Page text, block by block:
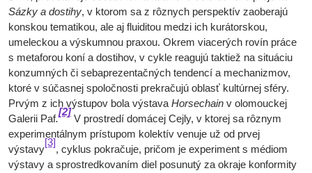
Sázky a dostihy, v ktorom sa z rôznych perspektív zaoberajú
konskou tematikou, ale aj fluiditou medzi ich kurátorskou,
umeleckou a výskumnou praxou. Okrem viacerých rovín práce
s metaforou koní a dostihov, v cykle reagujú taktiež na situáciu
konzumných či sebaprezentačných tendencí a mechanizmov,
ktoré v súčasnej spoločnosti prekračujú oblasť kultúrnej sféry.
Prvým z ich výstupov bola výstava Horsechain v olomouckej
Galerii Paf.
[2]
V prostredí domácej Cejly, v ktorej sa rôznym
experimentálnym prístupom kolektív venuje už od prvej
výstavy
[3]
, cyklus pokračuje, pričom je experiment s médiom
výstavy a sprostredkovaním diel posunutý za okraje konformity